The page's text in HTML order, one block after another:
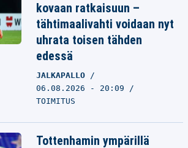
kovaan ratkaisuun –
tähtimaalivahti voidaan nyt
uhrata toisen tähden
edessä
JALKAPALLO
06.08.2026 - 20:09
TOIMITUS
Tottenhamin ympärillä